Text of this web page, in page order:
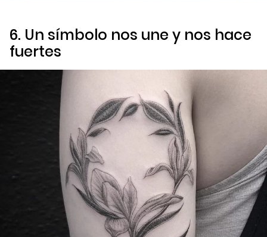
6. Un símbolo nos une y nos hace
fuertes